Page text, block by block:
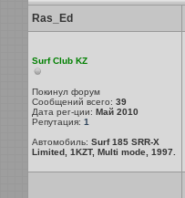
Ras_Ed
Surf Club KZ
Покинул форум
Сообщений всего: 39
Дата рег-ции: Май 2010
Репутация: 1
Автомобиль: Surf 185 SRR-X
Limited, 1KZT, Multi mode, 1997.